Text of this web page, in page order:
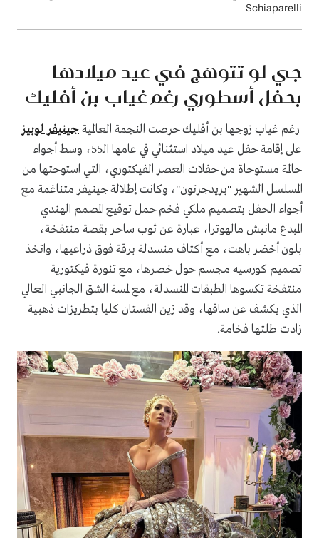
Schiaparelli
جي لو تتوهج في عيد ميلادها
بحفل أسطوري رغم غياب بن أفليك
رغم غياب زوجها بن أفليك حرصت النجمة العالميةجينيفر لوبيز
على إقامة حفل عيد ميلاد استثنائي في عامها الـ55، وسط أجواء
حالمة مستوحاة من حفلات العصر الفيكتوري، التي استوحتها من
المسلسل الشهير "بريدجرتون"، وكانت إطلالة جينيفر متناغمة مع
أجواء الحفل بتصميم ملكي فخم حمل توقيع المصمم الهندي
المبدع مانيش مالهوترا، عبارة عن ثوب ساحر بقصة منتفخة،
بلون أخضر باهت، مع أكتاف منسدلة برقة فوق ذراعيها، واتخذ
تصميم كورسيه مجسم حول خصرها، مع تنورة فيكتورية
منتفخة تكسوها الطبقات المنسدلة، مع لمسة الشق الجانبي العالي
الذي يكشف عن ساقها، وقد زين الفستان كليا بتطريزات ذهبية
زادت طلتها فخامة.